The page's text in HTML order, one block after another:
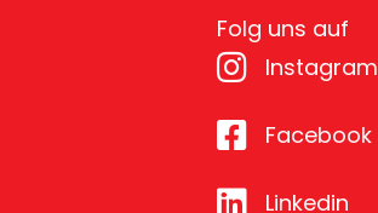
Folg uns auf
Instagram
Facebook
Linkedin